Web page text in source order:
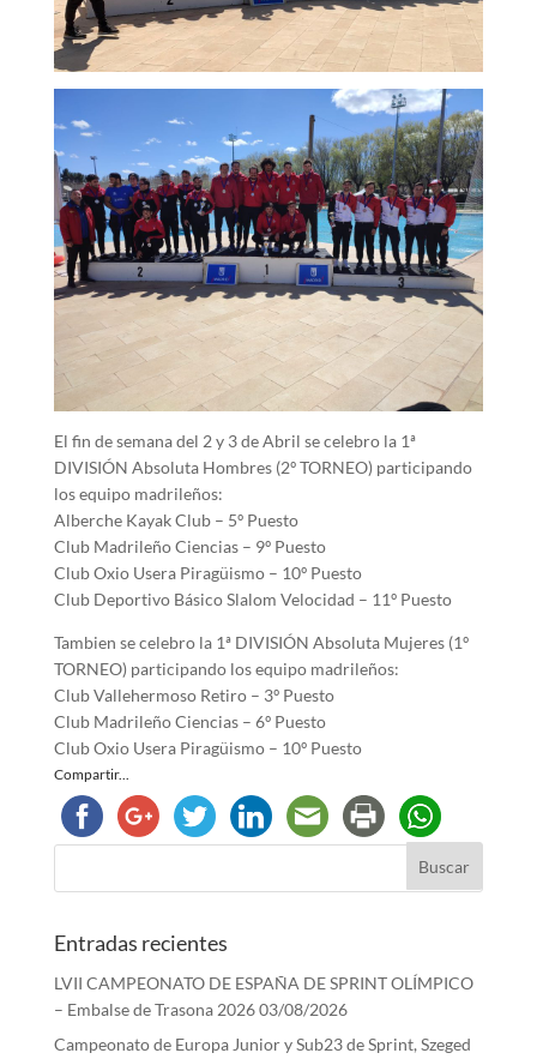
El fin de semana del 2 y 3 de Abril se celebro la 1ª
DIVISIÓN Absoluta Hombres (2º TORNEO) participando
los equipo madrileños:
Alberche Kayak Club – 5º Puesto
Club Madrileño Ciencias – 9º Puesto
Club Oxio Usera Piragüismo – 10º Puesto
Club Deportivo Básico Slalom Velocidad – 11º Puesto
Tambien se celebro la 1ª DIVISIÓN Absoluta Mujeres (1º
TORNEO) participando los equipo madrileños:
Club Vallehermoso Retiro – 3º Puesto
Club Madrileño Ciencias – 6º Puesto
Club Oxio Usera Piragüismo – 10º Puesto
Compartir...
Entradas recientes
LVII CAMPEONATO DE ESPAÑA DE SPRINT OLÍMPICO
– Embalse de Trasona 202603/08/2026
Campeonato de Europa Junior y Sub23 de Sprint, Szeged